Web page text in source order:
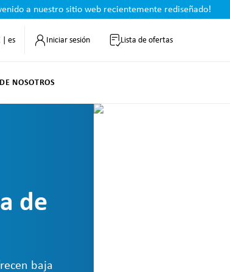
a nuestro sitio web recientemente rediseñado!
| es Iniciar sesión Lista de ofertas
NOSOTROS
de
baja